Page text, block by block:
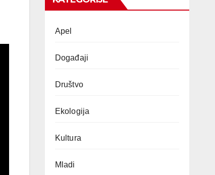
Apel
Događaji
Društvo
Ekologija
Kultura
Mladi